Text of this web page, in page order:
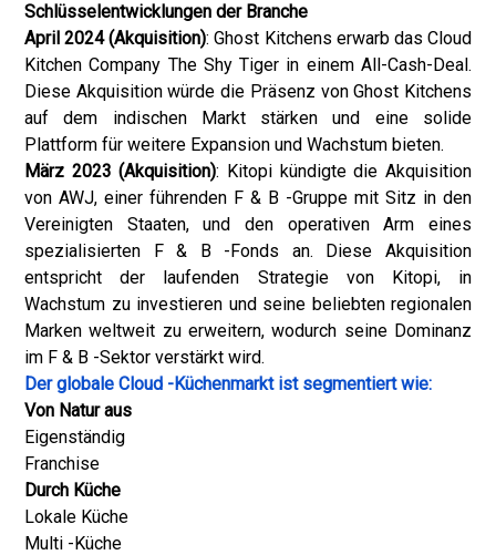
Schlüsselentwicklungen der Branche
April 2024 (Akquisition): Ghost Kitchens erwarb das Cloud
Kitchen Company The Shy Tiger in einem All-Cash-Deal.
Diese Akquisition würde die Präsenz von Ghost Kitchens
auf dem indischen Markt stärken und eine solide
Plattform für weitere Expansion und Wachstum bieten.
März 2023 (Akquisition): Kitopi kündigte die Akquisition
von AWJ, einer führenden F & B -Gruppe mit Sitz in den
Vereinigten Staaten, und den operativen Arm eines
spezialisierten F & B -Fonds an. Diese Akquisition
entspricht der laufenden Strategie von Kitopi, in
Wachstum zu investieren und seine beliebten regionalen
Marken weltweit zu erweitern, wodurch seine Dominanz
im F & B -Sektor verstärkt wird.
Der globale Cloud -Küchenmarkt ist segmentiert wie:
Von Natur aus
Eigenständig
Franchise
Durch Küche
Lokale Küche
Multi -Küche